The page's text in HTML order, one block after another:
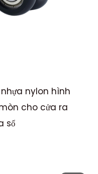
nylon hình
cho cửa ra
sổ